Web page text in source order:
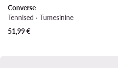
Converse
Tennised · Tumesinine
51,99€